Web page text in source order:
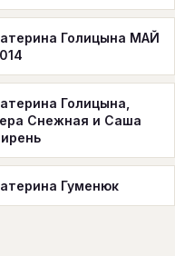
Голицына МАЙ
Голицына,
Снежная и Саша
Гуменюк